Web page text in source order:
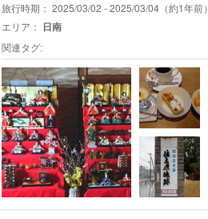
旅行時期： 2025/03/02 - 2025/03/04（約1年前）
エリア： 日南
関連タグ: